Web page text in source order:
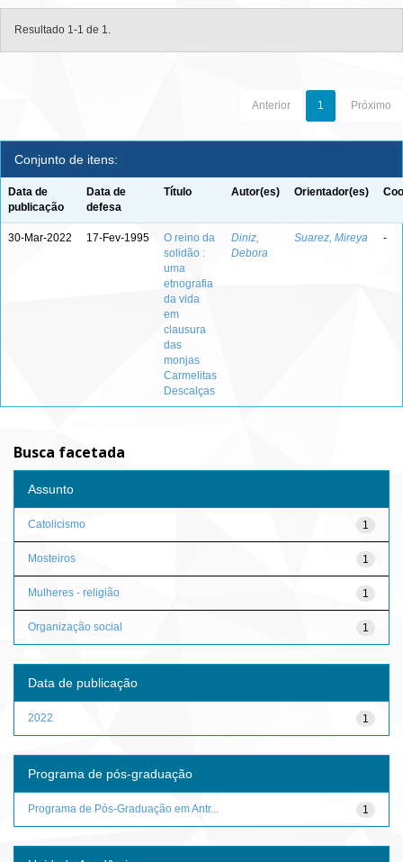
Resultado 1-1 de 1.
Anterior 1 Próximo
Conjunto de itens:
Data de
publicação
Data de
defesa
Título Autor(es) Orientador(es)
30-Mar-2022 17-Fev-1995
O reino da
solidão :
uma
etnografia
da vida
em
clausura
das
monjas
Carmelitas
Descalças
Diniz,
Debora
Suarez, Mireya -
Busca facetada
Assunto
1
Catolicismo
1
Mosteiros
1
Mulheres - religião
1
Organização social
Data de publicação
1
2022
Programa de pós-graduação
1
Programa de Pós-Graduação em Antr...